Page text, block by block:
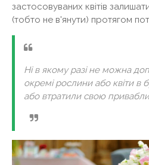
застосовуваних квітів
(тобто не в'янути) протягом
Ні в якому разі не можна
окремі рослини або квіти в
або втратили свою